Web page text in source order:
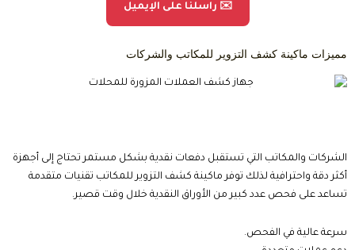
✉️ راسلنا على الإيميل
مميزات ماكينة كشف التزوير للمكاتب والشركات
الشركات والمكاتب التي تستقبل دفعات نقدية بشكل مستمر تحتاج إلى أجهزة
أكثر دقة واحترافية لذلك توفر ماكينة كشف التزوير للمكاتب تقنيات متقدمة
تساعد على فحص عدد كبير من الأوراق النقدية خلال وقت قصير.
سرعة عالية في الفحص.